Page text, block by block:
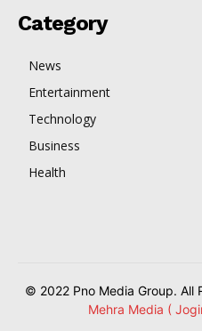
Category
News
Entertainment
Technology
Business
Health
© 2022 Pno Media Group. All
Mehra Media (